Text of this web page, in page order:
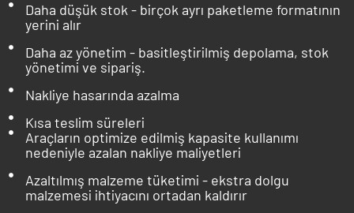
Daha düşük stok - birçok ayrı paketleme formatının
yerini alır
Daha az yönetim - basitleştirilmiş depolama, stok
yönetimi ve sipariş.
Nakliye hasarında azalma
Kısa teslim süreleri
Araçların optimize edilmiş kapasite kullanımı
nedeniyle azalan nakliye maliyetleri
Azaltılmış malzeme tüketimi - ekstra dolgu
malzemesi ihtiyacını ortadan kaldırır